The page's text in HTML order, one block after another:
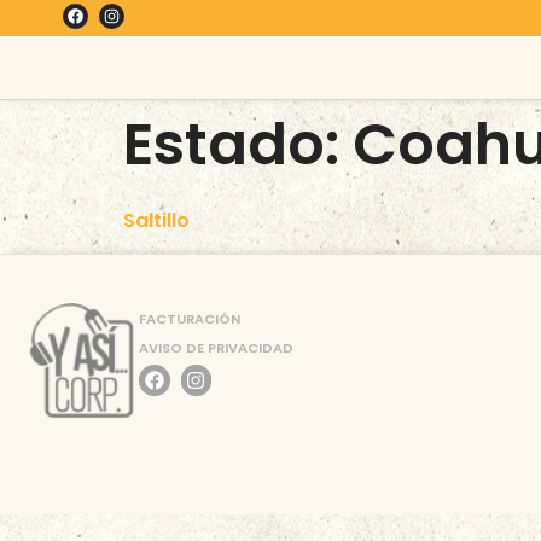
Estado:
Saltillo
FACTURACIÓN
AVISO DE PRIVACIDAD